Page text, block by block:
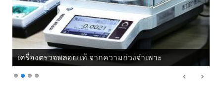
เครื่องตรวจพลอยแท้ จากความถ่วงจำเพาะ